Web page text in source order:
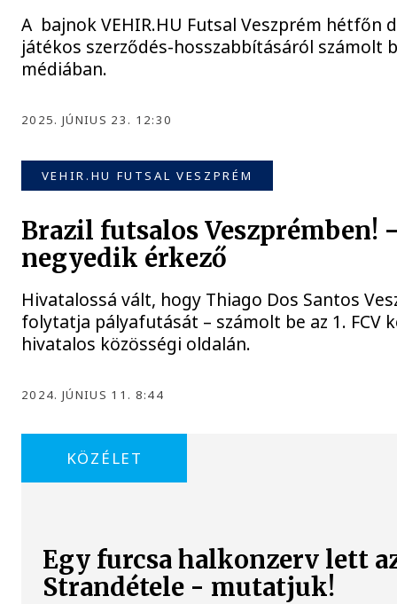
A bajnok VEHIR.HU Futsal Veszprém hétfőn
játékos szerződés-hosszabbításáról számolt
médiában.
2025. JÚNIUS 23. 12:30
VEHIR.HU FUTSAL VESZPRÉM
Brazil futsalos Veszprémben!
negyedik érkező
Hivatalossá vált, hogy Thiago Dos Santos
folytatja pályafutását – számolt be az 1. FCV
hivatalos közösségi oldalán.
2024. JÚNIUS 11. 8:44
KÖZÉLET
Egy furcsa halkonzerv lett
Strandétele - mutatjuk!